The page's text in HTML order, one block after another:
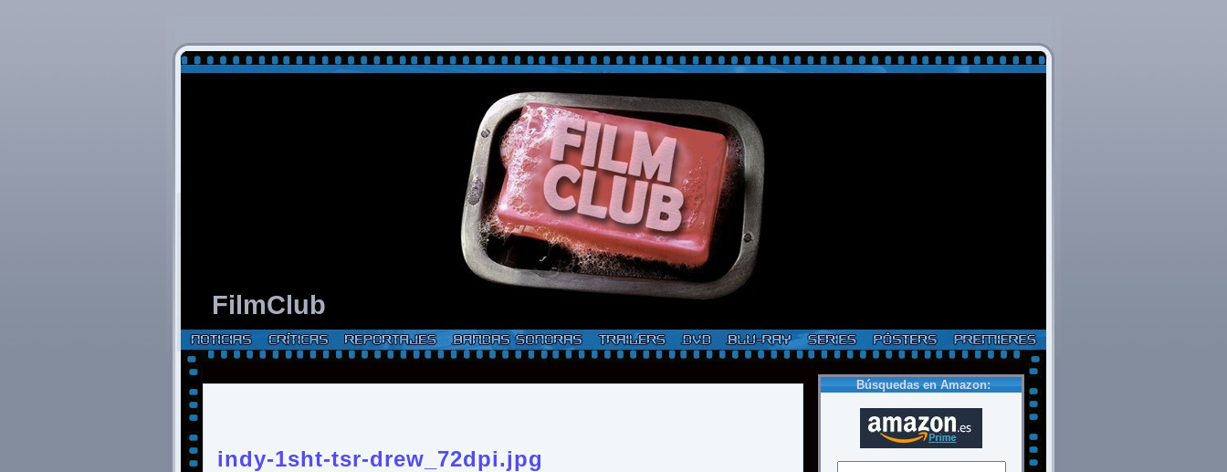
FilmClub
Búsquedas en Amazon:
indy-1sht-tsr-drew_72dpi.jpg